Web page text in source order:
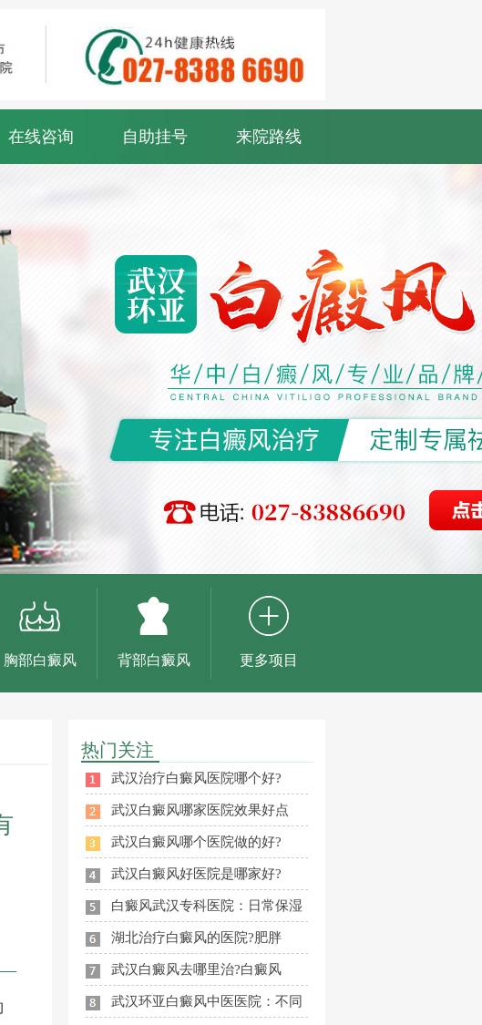
在线咨询 自助挂号 来院路线
胸部白癜风 背部白癜风 更多项目
热门关注
武汉治疗白癜风医院哪个好?
武汉白癜风哪家医院效果好点
武汉白癜风哪个医院做的好?
武汉白癜风好医院是哪家好?
白癜风武汉专科医院：日常保湿
湖北治疗白癜风的医院?肥胖
武汉白癜风去哪里治?白癜风
武汉环亚白癜风中医医院：不同